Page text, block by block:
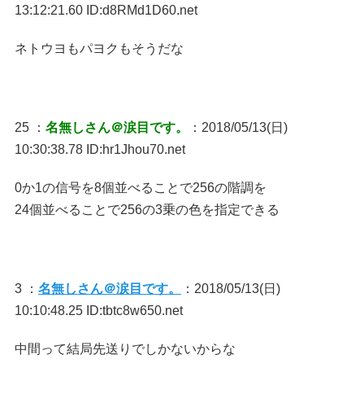
13:12:21.60 ID:d8RMd1D60.net
ネトウヨもパヨクもそうだな
25 ： 名無しさん＠涙目です。
：2018/05/13(日)
10:30:38.78 ID:hr1Jhou70.net
0か1の信号を8個並べることで256の階調を
24個並べることで256の3乗の色を指定できる
3 ： 名無しさん＠涙目です。
：2018/05/13(日)
10:10:48.25 ID:tbtc8w650.net
中間って結局先送りでしかないからな